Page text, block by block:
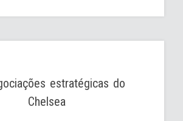
estratégicas do
Chelsea